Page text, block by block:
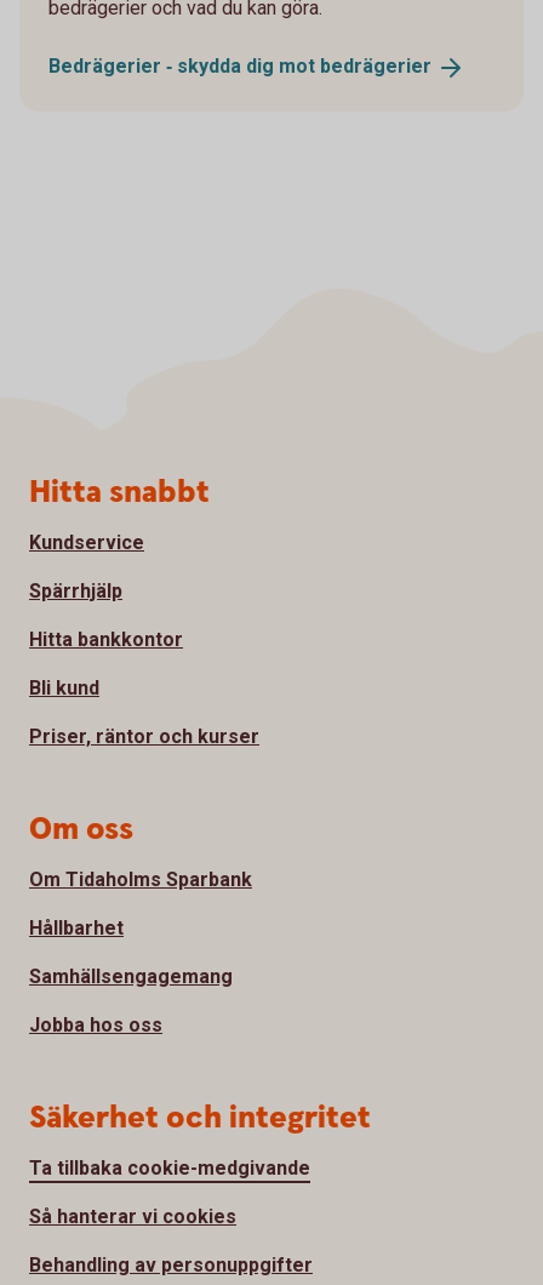
bedrägerier och vad du kan göra.
Bedrägerier ‐ skydda dig mot bedrägerier
Sidfot
Hitta snabbt
Kundservice
Spärrhjälp
Hitta bankkontor
Bli kund
Priser, räntor och kurser
Om oss
Om Tidaholms Sparbank
Hållbarhet
Samhällsengagemang
Jobba hos oss
Säkerhet och integritet
Ta tillbaka cookie-medgivande
Så hanterar vi cookies
Behandling av personuppgifter